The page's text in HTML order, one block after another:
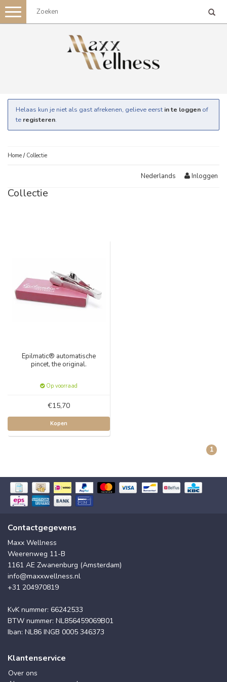
Toggle
navigation
Helaas kun je niet als gast afrekenen, gelieve eerst in te loggen of
te registeren.
Home / Collectie
Nederlands Inloggen
Collectie
Epilmatic® automatische
pincet, the original.
Op voorraad
€15,70
Kopen
1
Contactgegevens
Maxx Wellness
Weerenweg 11-B
1161 AE Zwanenburg (Amsterdam)
info@maxxwellness.nl
+31 204970819
KvK nummer: 66242533
BTW nummer: NL856459069B01
Iban: NL86 INGB 0005 346373
Klantenservice
Over ons